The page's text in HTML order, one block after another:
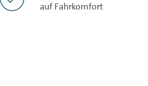
auf Fahrkomfort